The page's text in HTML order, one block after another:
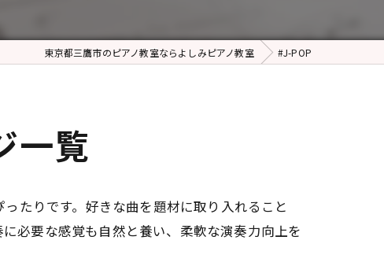
東京都三鷹市のピアノ教室ならよしみピアノ教室 #J-POP
一覧
たりです。好きな曲を題材に取り入れること
必要な感覚も自然と養い、柔軟な演奏力向上を